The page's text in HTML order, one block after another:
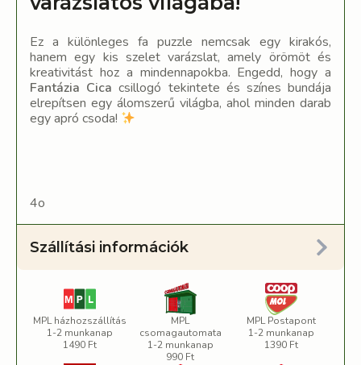
Ez a különleges fa puzzle nemcsak egy kirakós,
hanem egy kis szelet varázslat, amely örömöt és
kreativitást hoz a mindennapokba. Engedd, hogy a
Fantázia Cica csillogó tekintete és színes bundája
elrepítsen egy álomszerű világba, ahol minden darab
egy apró csoda!
4o
Szállítási információk
MPL házhozszállítás
1-2 munkanap
1490 Ft
MPL
csomagautomata
1-2 munkanap
990 Ft
MPL Postapont
1-2 munkanap
1390 Ft